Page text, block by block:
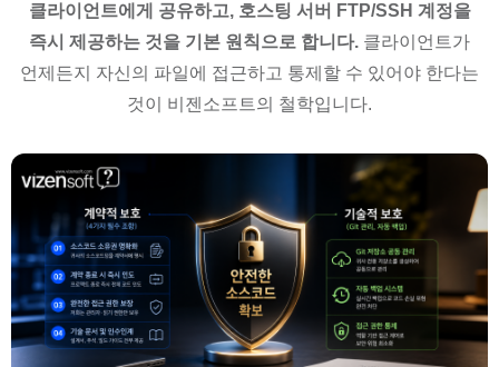
클라이언트에게 공유하고, 호스팅 서버 FTP/SSH 계정을
즉시 제공하는 것을 기본 원칙으로 합니다. 클라이언트가
언제든지 자신의 파일에 접근하고 통제할 수 있어야 한다는
것이 비젠소프트의 철학입니다.